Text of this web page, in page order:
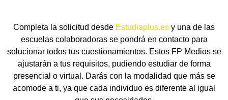
Completa la solicitud desde Estudiaplus.es y una de las
escuelas colaboradoras se pondrá en contacto para
solucionar todos tus cuestionamientos. Estos FP Medios se
ajustarán a tus requisitos, pudiendo estudiar de forma
presencial o virtual. Darás con la modalidad que más se
acomode a ti, ya que cada individuo es diferente al igual